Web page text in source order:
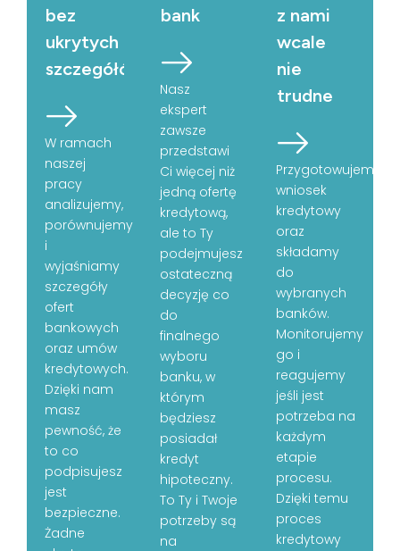
bez
ukrytych
szczegółów
W ramach
naszej
pracy
analizujemy,
porównujemy
i
wyjaśniamy
szczegóły
ofert
bankowych
oraz umów
kredytowych.
Dzięki nam
masz
pewność, że
to co
podpisujesz
jest
bezpieczne.
Żadne
bank
Nasz
ekspert
zawsze
przedstawi
Ci więcej niż
jedną ofertę
kredytową,
ale to Ty
podejmujesz
ostateczną
decyzję co
do
finalnego
wyboru
banku, w
którym
będziesz
posiadał
kredyt
hipoteczny.
To Ty i Twoje
potrzeby są
na
z nami
wcale
nie
trudne
Przygotowujemy
wniosek
kredytowy
oraz
składamy
do
wybranych
banków.
Monitorujemy
go i
reagujemy
jeśli jest
potrzeba na
każdym
etapie
procesu.
Dzięki temu
proces
kredytowy